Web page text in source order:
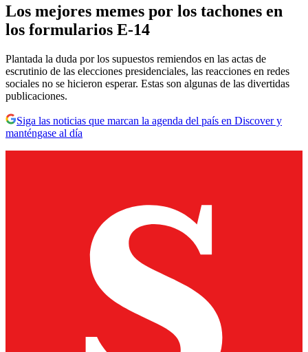
Los mejores memes por los tachones en
los formularios E-14
Plantada la duda por los supuestos remiendos en las actas de
escrutinio de las elecciones presidenciales, las reacciones en redes
sociales no se hicieron esperar. Estas son algunas de las divertidas
publicaciones.
Siga las noticias que marcan la agenda del país en Discover y
manténgase al día